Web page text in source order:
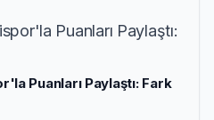
Puanları Paylaştı: Fark